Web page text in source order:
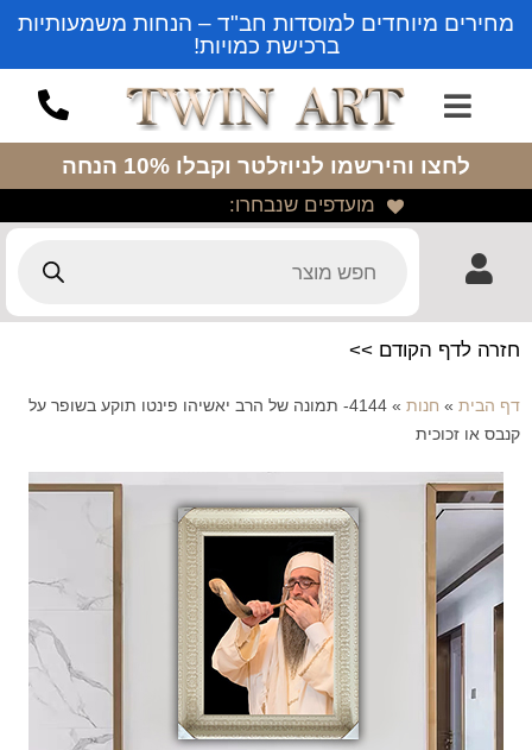
מחירים מיוחדים למוסדות חב"ד – הנחות משמעותיות
ברכישת כמויות!
לחצו והירשמו לניוזלטר וקבלו 10% הנחה
מועדפים שנבחרו:
חזרה לדף הקודם >>
דף הבית » חנות »
4144- תמונה של הרב יאשיהו פינטו תוקע בשופר על
קנבס או זכוכית